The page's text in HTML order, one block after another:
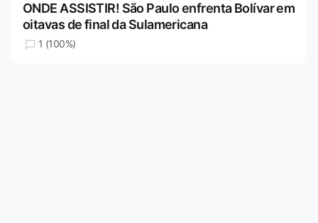
ONDE ASSISTIR! São Paulo enfrenta Bolívar em
oitavas de final da Sulamericana
1 (100%)